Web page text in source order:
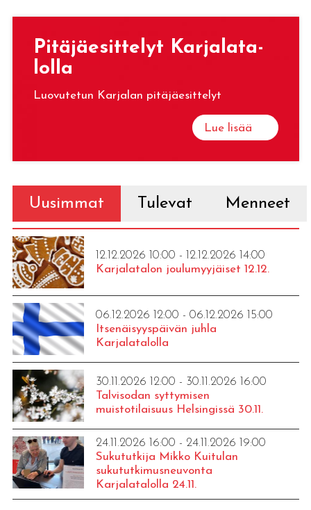
Pi­tä­jäe­sit­te­lyt Kar­ja­la­ta­
lol­la
Luovutetun Karjalan pitäjäesittelyt
Lue lisää
Uusimmat Tulevat Menneet
12.12.2026 10:00 - 12.12.2026 14:00
Karjalatalon joulumyyjäiset 12.12.
06.12.2026 12:00 - 06.12.2026 15:00
Itsenäisyyspäivän juhla
Karjalatalolla
30.11.2026 12:00 - 30.11.2026 16:00
Talvisodan syttymisen
muistotilaisuus Helsingissä 30.11.
24.11.2026 16:00 - 24.11.2026 19:00
Sukututkija Mikko Kuitulan
sukututkimusneuvonta
Karjalatalolla 24.11.